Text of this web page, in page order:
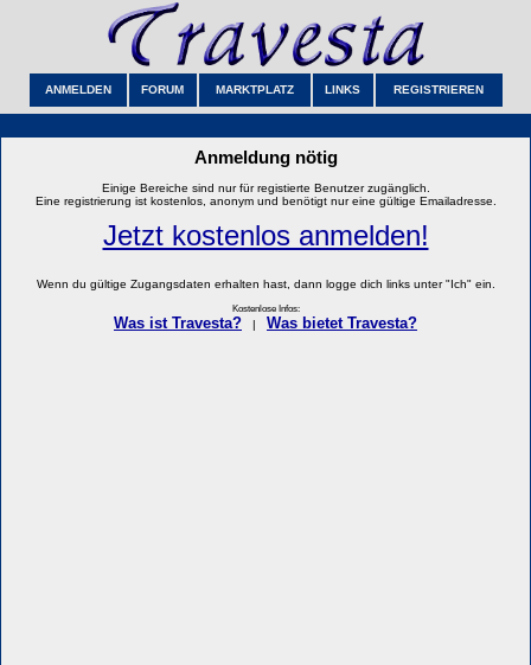
ANMELDEN FORUM MARKTPLATZ LINKS REGISTRIEREN
Anmeldung nötig
Einige Bereiche sind nur für registierte Benutzer zugänglich.
Eine registrierung ist kostenlos, anonym und benötigt nur eine gültige Emailadresse.
Jetzt kostenlos anmelden!
Wenn du gültige Zugangsdaten erhalten hast, dann logge dich links unter "Ich" ein.
Kostenlose Infos:
Was ist Travesta? Was bietet Travesta?